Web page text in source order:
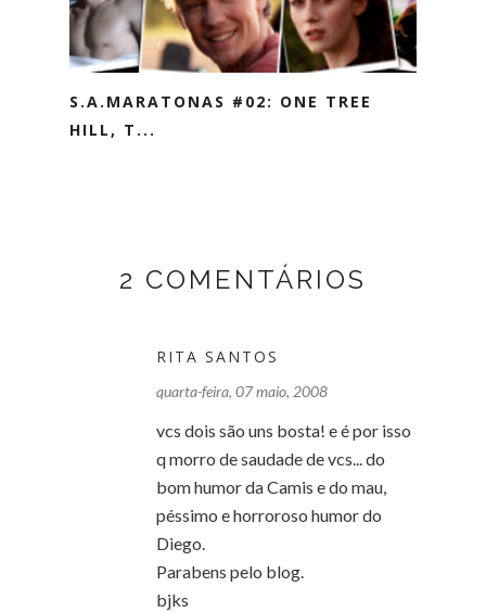
S.A.MARATONAS #02: ONE TREE
HILL, T...
2 COMENTÁRIOS
RITA SANTOS
quarta-feira, 07 maio, 2008
vcs dois são uns bosta! e é por isso
q morro de saudade de vcs... do
bom humor da Camis e do mau,
péssimo e horroroso humor do
Diego.
Parabens pelo blog.
bjks